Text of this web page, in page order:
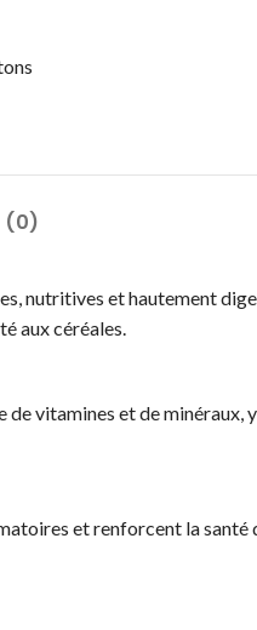
(0)
nutritives et hautement
aux céréales.
vitamines et de minéraux,
et renforcent la santé